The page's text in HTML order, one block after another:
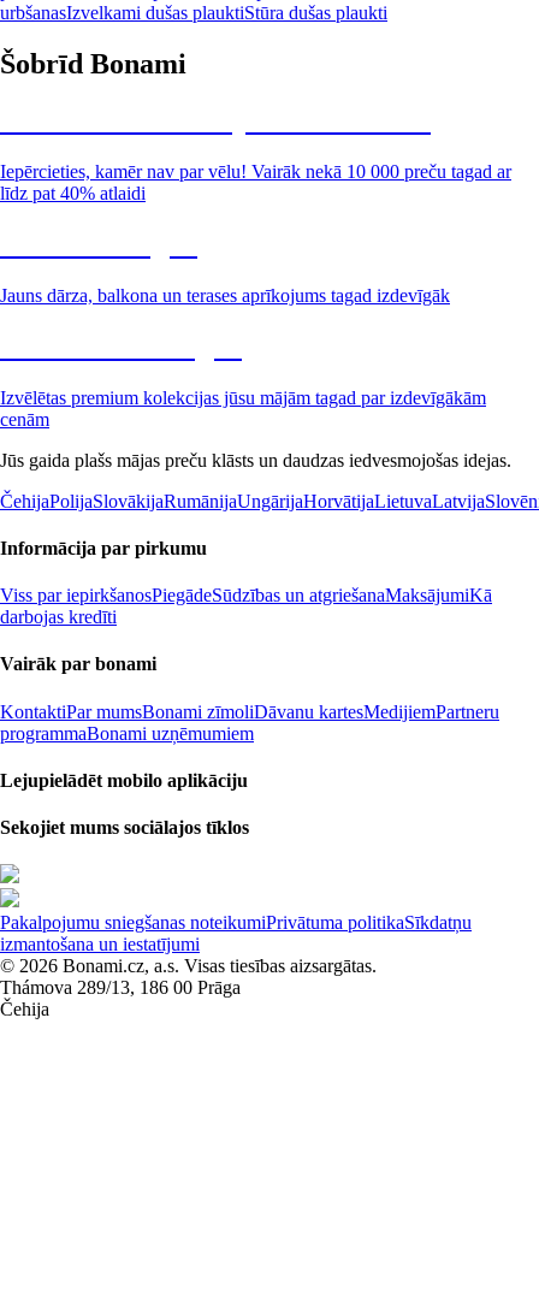
urbšanasIzvelkami dušas plauktiStūra dušas plaukti
Šobrīd Bonami
Iepērcieties, kamēr nav par vēlu! Vairāk nekā 10 000 preču tagad ar
līdz pat 40% atlaidi
Jauns dārza, balkona un terases aprīkojums tagad izdevīgāk
Izvēlētas premium kolekcijas jūsu mājām tagad par izdevīgākām
cenām
Jūs gaida plašs mājas preču klāsts un daudzas iedvesmojošas idejas.
ČehijaPolijaSlovākijaRumānijaUngārijaHorvātijaLietuvaLatvija
Informācija par pirkumu
Viss par iepirkšanosPiegādeSūdzības un atgriešanaMaksājumiKā
darbojas kredīti
Vairāk par bonami
KontaktiPar mumsBonami zīmoliDāvanu kartesMedijiemPartneru
programmaBonami uzņēmumiem
Lejupielādēt mobilo aplikāciju
Sekojiet mums sociālajos tīklos
Pakalpojumu sniegšanas noteikumiPrivātuma politikaSīkdatņu
izmantošana un iestatījumi
© 2026 Bonami.cz, a.s. Visas tiesības aizsargātas.
Thámova 289/13, 186 00 Prāga
Čehija